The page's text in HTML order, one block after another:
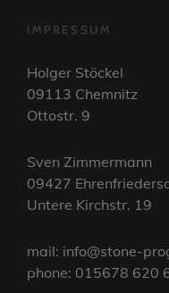
IMPRESSUM
Holger Stöckel
09113 Chemnitz
Ottostr. 9
Sven Zimmermann
09427
Untere Kirchstr. 19
mail: info@stone-
phone: 015678 620